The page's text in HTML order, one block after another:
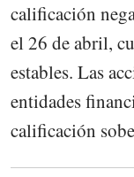
calificación
el 26 de abril,
estables. Las
entidades
calificación